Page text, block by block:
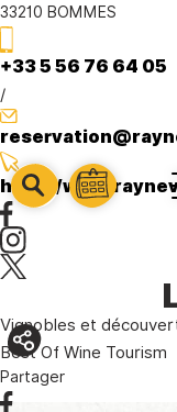
33210 BOMMES
+33 5 56 76 64 05
/
http://
Vignobles et
Best Of Wine Tourism
Partager